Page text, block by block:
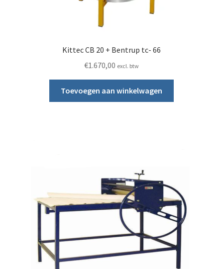
Kittec CB 20 + Bentrup tc- 66
€1.670,00 excl. btw
Toevoegen aan winkelwagen